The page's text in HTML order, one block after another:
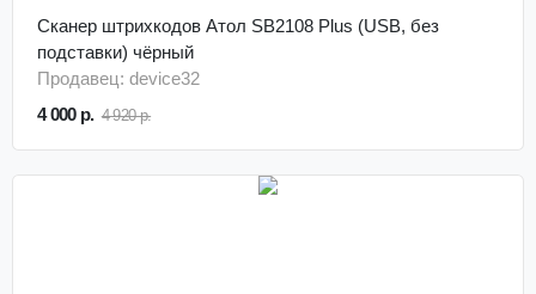
Сканер штрихкодов Атол SB2108 Plus (USB, без
подставки) чёрный
Продавец: device32
4 000 р. 4 920 р.